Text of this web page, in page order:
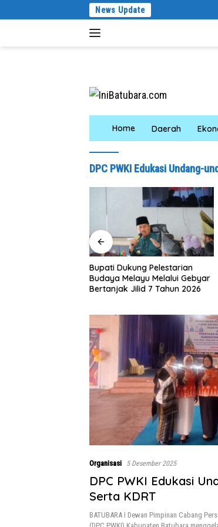
News Update
Home Daerah
DPC PWKI Edukasi Undang-
Bupati Dukung Pelestarian
Budaya Melayu Melalui Gebyar
Bertanjak Jilid 7 Tahun 2026
Organisasi 5 Desember 2025
DPC PWKI Edukasi
Serta KDRT
BATUBARA I Dewan Pimpinan Cabang